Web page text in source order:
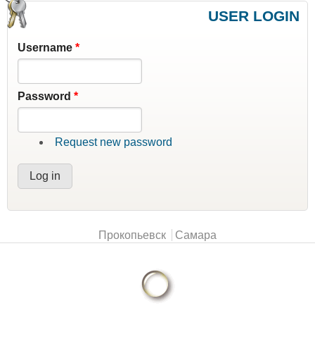
USER LOGIN
Username*
Password*
Request new password
Прокопьевск Самара